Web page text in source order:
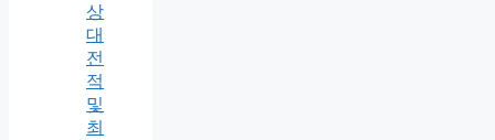
상
대
전
적
및
최